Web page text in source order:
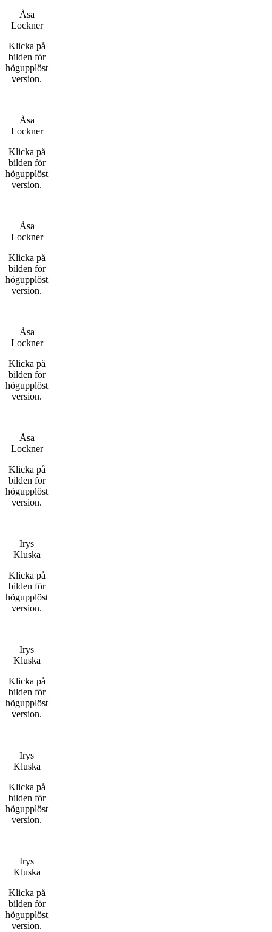
Åsa
Lockner
Klicka på
bilden för
högupplöst
version.
Åsa
Lockner
Klicka på
bilden för
högupplöst
version.
Åsa
Lockner
Klicka på
bilden för
högupplöst
version.
Åsa
Lockner
Klicka på
bilden för
högupplöst
version.
Åsa
Lockner
Klicka på
bilden för
högupplöst
version.
Irys
Kluska
Klicka på
bilden för
högupplöst
version.
Irys
Kluska
Klicka på
bilden för
högupplöst
version.
Irys
Kluska
Klicka på
bilden för
högupplöst
version.
Irys
Kluska
Klicka på
bilden för
högupplöst
version.